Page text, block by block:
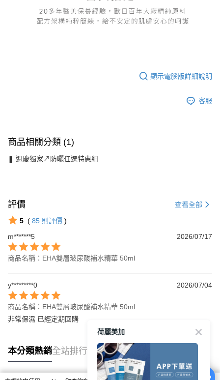
顯示電腦版詳細說明
客服
商品相關分類 (1)
❚ 週慶獨家↗防曬任選特惠組
評價 查看全部
5 ( 85 則評價 )
m*******5
2026/07/17
商品名稱：EHA雙層玻尿酸補水精華 50ml
y*********0 2026/07/04
商品名稱：EHA雙層玻尿酸補水精華 50ml
非常保濕 已經定期回購
本分類熱銷全站排行
荷麗美加